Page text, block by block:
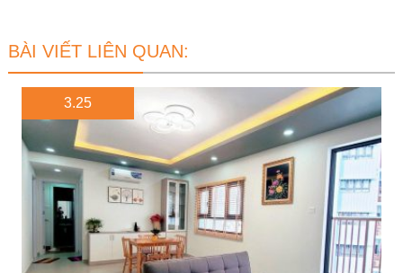
BÀI VIẾT LIÊN QUAN:
3.25